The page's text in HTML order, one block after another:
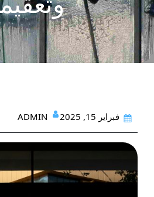
فبراير 15, 2025 ADMIN